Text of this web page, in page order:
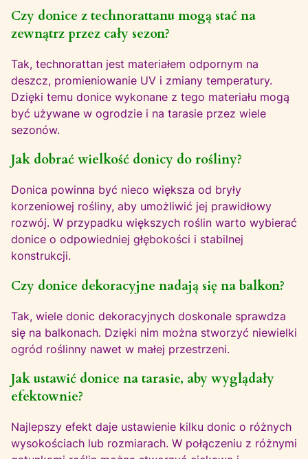
Czy donice z technorattanu mogą stać na
zewnątrz przez cały sezon?
Tak, technorattan jest materiałem odpornym na
deszcz, promieniowanie UV i zmiany temperatury.
Dzięki temu donice wykonane z tego materiału mogą
być używane w ogrodzie i na tarasie przez wiele
sezonów.
Jak dobrać wielkość donicy do rośliny?
Donica powinna być nieco większa od bryły
korzeniowej rośliny, aby umożliwić jej prawidłowy
rozwój. W przypadku większych roślin warto wybierać
donice o odpowiedniej głębokości i stabilnej
konstrukcji.
Czy donice dekoracyjne nadają się na balkon?
Tak, wiele donic dekoracyjnych doskonale sprawdza
się na balkonach. Dzięki nim można stworzyć niewielki
ogród roślinny nawet w małej przestrzeni.
Jak ustawić donice na tarasie, aby wyglądały
efektownie?
Najlepszy efekt daje ustawienie kilku donic o różnych
wysokościach lub rozmiarach. W połączeniu z różnymi